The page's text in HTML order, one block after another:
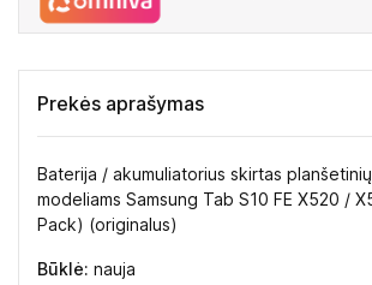
Prekės aprašymas
Baterija / akumuliatorius skirtas
modeliams Samsung Tab S10 FE X520 /
Pack) (originalus)
Būklė: nauja